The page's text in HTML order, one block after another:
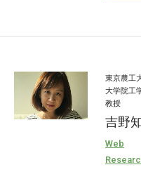
東京農工
大学院工
教授
吉野
Web